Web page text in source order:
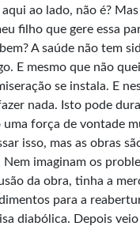
ao lado, não é?
filho que gere essa
A saúde não tem
E mesmo que não
se instala. E
nada. Isto pode
uma força de vontade
isso, mas as obras
imaginam os
da obra, tinha a
para a
diabólica. Depois